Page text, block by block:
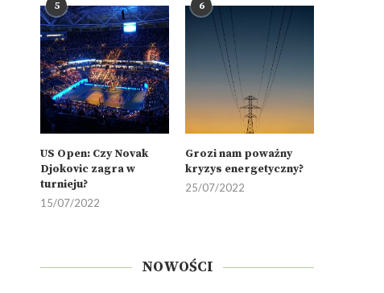
5
US Open: Czy Novak
Djokovic zagra w
turnieju?
15/07/2022
6
Grozi nam poważny
kryzys energetyczny?
25/07/2022
NOWOŚCI